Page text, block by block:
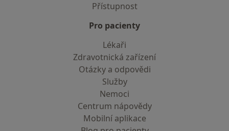
Přístupnost
Pro pacienty
Lékaři
Zdravotnická zařízení
Otázky a odpovědi
Služby
Nemoci
Centrum nápovědy
Mobilní aplikace